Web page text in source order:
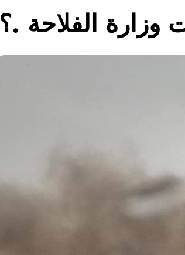
وزارة الفلاحة .؟